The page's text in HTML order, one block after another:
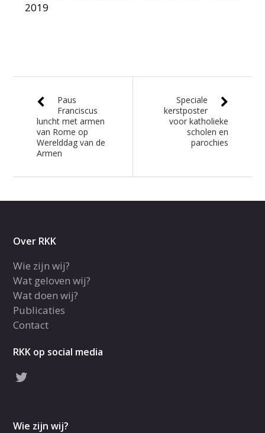
2019
Paus
Franciscus
luncht met armen
van Rome op
Werelddag van de
Armen
Speciale
kerstposter
voor katholieke
scholen en
parochies
Over RKK
Wie zijn wij?
Wat geloven wij?
Wat doen wij?
Publicaties
Contact
RKK op social media
Wie zijn wij?